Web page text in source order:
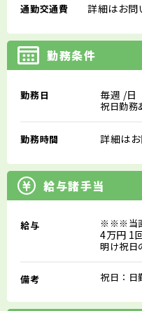
通勤交通費 詳細はお問
勤務条件
勤務日 毎週 /日
祝日勤務
勤務時間 詳細は
給与諸手当
給与 ※※※当
4万円 1
明け祝日
備考 祝日：